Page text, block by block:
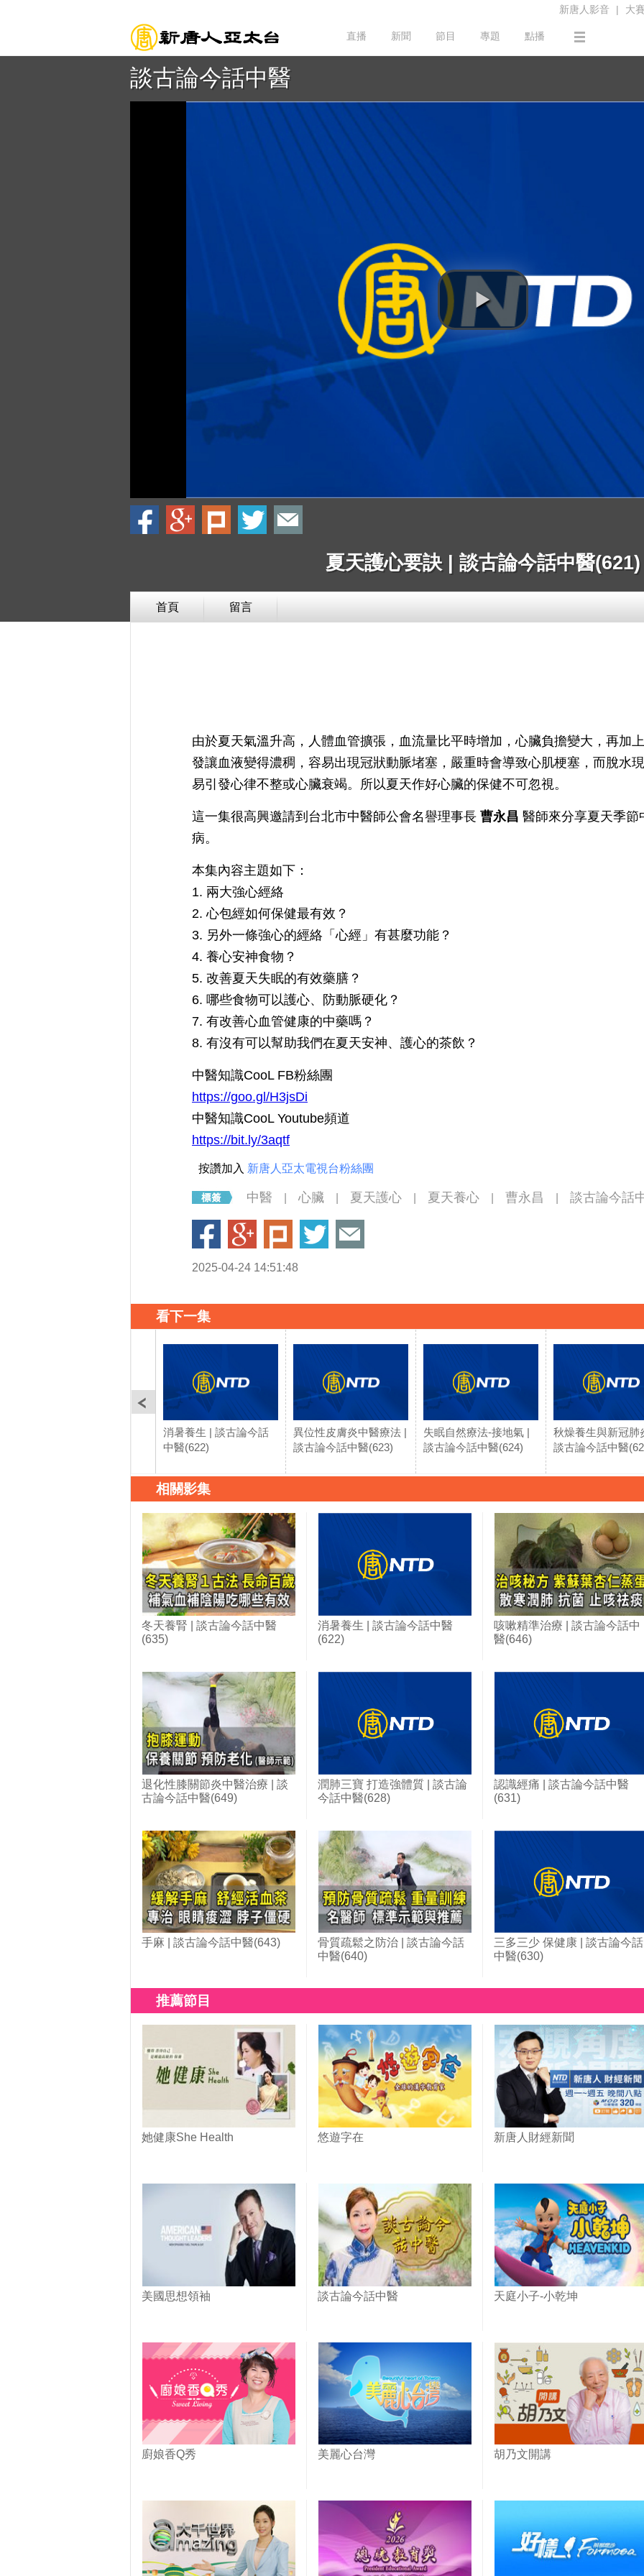
新唐人影音 | 大
直播 新聞 節目 專題 點播
談古論今話中醫
夏天護心要訣 | 談古論今話中醫(621)
首頁 留言
由於夏天氣溫升高，人體血管擴張，血流量比平時增加，心臟負擔變大，再加
發讓血液變得濃稠，容易出現冠狀動脈堵塞，嚴重時會導致心肌梗塞，而脫水
易引發心律不整或心臟衰竭。所以夏天作好心臟的保健不可忽視。
這一集很高興邀請到台北市中醫師公會名譽理事長 曹永昌 醫師來分享夏天季
病。
本集內容主題如下：
1. 兩大強心經絡
2. 心包經如何保健最有效？
3. 另外一條強心的經絡「心經」有甚麼功能？
4. 養心安神食物？
5. 改善夏天失眠的有效藥膳？
6. 哪些食物可以護心、防動脈硬化？
7. 有改善心血管健康的中藥嗎？
8. 有沒有可以幫助我們在夏天安神、護心的茶飲？
中醫知識CooL FB粉絲團
https://goo.gl/H3jsDi
中醫知識CooL Youtube頻道
https://bit.ly/3aqtf
按讚加入 新唐人亞太電視台粉絲團
中醫 心臟 夏天護心 夏天養心 曹永昌 談古論今話
2025-04-24 14:51:48
看下一集
消暑養生 | 談古論今話
中醫(622)
異位性皮膚炎中醫療法 |
談古論今話中醫(623)
失眠自然療法-接地氣 |
談古論今話中醫(624)
秋燥養生與新冠肺
談古論今話中醫
相關影集
冬天養腎 | 談古論今話中醫
(635)
消暑養生 | 談古論今話中醫
(622)
咳嗽精準治療 | 談古論今話中
醫(646)
退化性膝關節炎中醫治療 | 談
古論今話中醫(649)
潤肺三寶 打造強體質 | 談古論
今話中醫(628)
認識經痛 | 談古論今話中醫
(631)
手麻 | 談古論今話中醫(643)
骨質疏鬆之防治 | 談古論今話
中醫(640)
三多三少 保健康 | 談古論今話
中醫(630)
推薦節目
她健康She Health 悠遊字在 新唐人財經新聞
美國思想領袖 談古論今話中醫 天庭小子-小乾坤
廚娘香Q秀 美麗心台灣 胡乃文開講